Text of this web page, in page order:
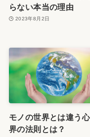
らない本当の理由
2023年8月2日
モノの世界とは違う
界の法則とは？